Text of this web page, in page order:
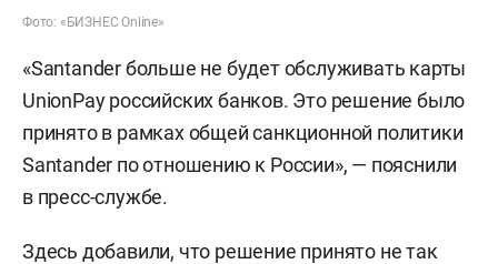
Фото: «БИЗНЕС Online»
«Santander больше не будет обслуживать карты
UnionPay российских банков. Это решение было
принято в рамках общей санкционной политики
Santander по отношению к России», — пояснили
в пресс-службе.
Здесь добавили, что решение принято не так